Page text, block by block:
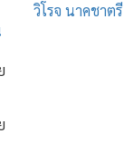
วิโรจ นาคชาตรี